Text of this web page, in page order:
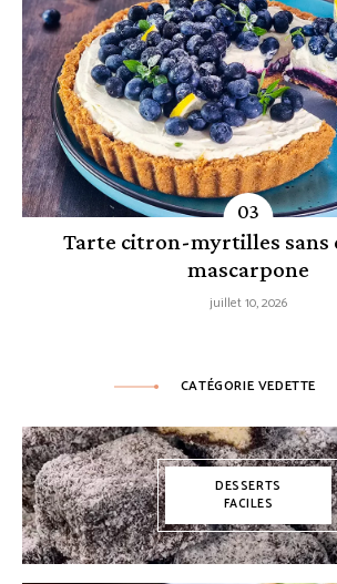
Tarte citron-myrtilles sans
mascarpone
juillet 10, 2026
CATÉGORIE VEDETTE
DESSERTS
FACILES